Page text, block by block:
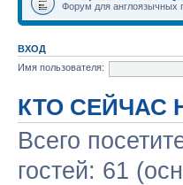
Форум для англоязычных
ВХОД
Имя пользователя:
КТО СЕЙЧАС
Всего
гостей: 61